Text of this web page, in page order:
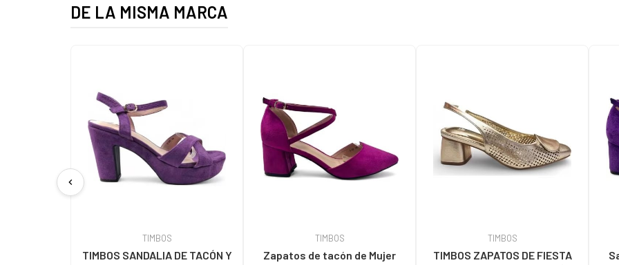
DE LA MISMA MARCA
chevron_left
TIMBOS
TIMBOS SANDALIA DE TACÓN Y
TIMBOS
Zapatos de tacón de Mujer
TIMBOS
TIMBOS ZAPATOS DE FIESTA